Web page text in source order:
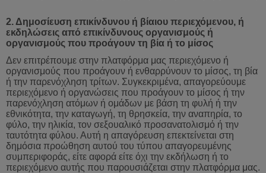
2. Δημοσίευση επικίνδυνου ή βίαιου περιεχόμενου, ή
εκδηλώσεις από επικίνδυνους οργανισμούς ή
οργανισμούς που προάγουν τη βία ή το μίσος
Δεν επιτρέπουμε στην πλατφόρμα μας περιεχόμενο ή
οργανισμούς που προάγουν ή ενθαρρύνουν το μίσος, τη βία
ή την παρενόχληση τρίτων. Συγκεκριμένα, απαγορεύουμε
περιεχόμενο ή οργανώσεις που προάγουν το μίσος ή την
παρενόχληση ατόμων ή ομάδων με βάση τη φυλή ή την
εθνικότητα, την καταγωγή, τη θρησκεία, την αναπηρία, το
φύλο, την ηλικία, τον σεξουαλικό προσανατολισμό ή την
ταυτότητα φύλου. Αυτή η απαγόρευση επεκτείνεται στη
δημόσια προώθηση αυτού του τύπου απαγορευμένης
συμπεριφοράς, είτε αφορά είτε όχι την εκδήλωση ή το
περιεχόμενο αυτής που παρουσιάζεται στην πλατφόρμα μας.